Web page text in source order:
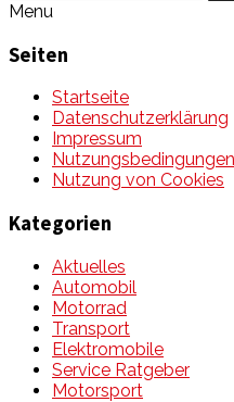
Menu
Seiten
Startseite
Datenschutzerklärung
Impressum
Nutzungsbedingungen
Nutzung von Cookies
Kategorien
Aktuelles
Automobil
Motorrad
Transport
Elektromobile
Service Ratgeber
Motorsport